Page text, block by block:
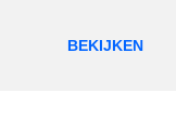
BEKIJKEN